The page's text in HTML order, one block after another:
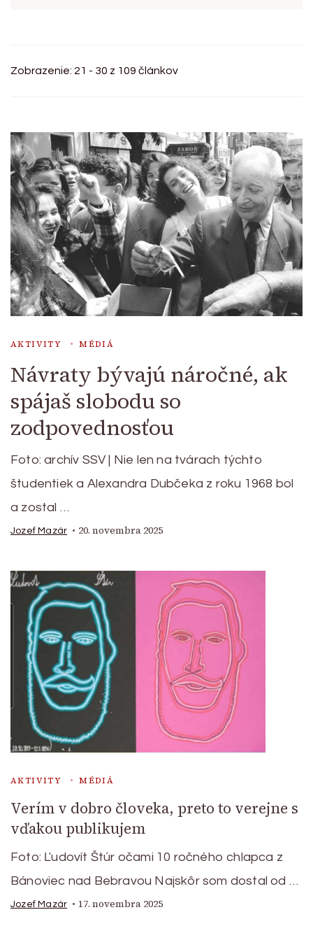
Zobrazenie: 21 - 30 z 109 článkov
AKTIVITY MÉDIÁ
Návraty bývajú náročné, ak
spájaš slobodu so
zodpovednosťou
Foto: archív SSV | Nie len na tvárach týchto
študentiek a Alexandra Dubčeka z roku 1968 bol
a zostal …
Jozef Mazár 20. novembra 2025
AKTIVITY MÉDIÁ
Verím v dobro človeka, preto to verejne s
vďakou publikujem
Foto: Ľudovít Štúr očami 10 ročného chlapca z
Bánoviec nad Bebravou Najskôr som dostal od …
Jozef Mazár 17. novembra 2025